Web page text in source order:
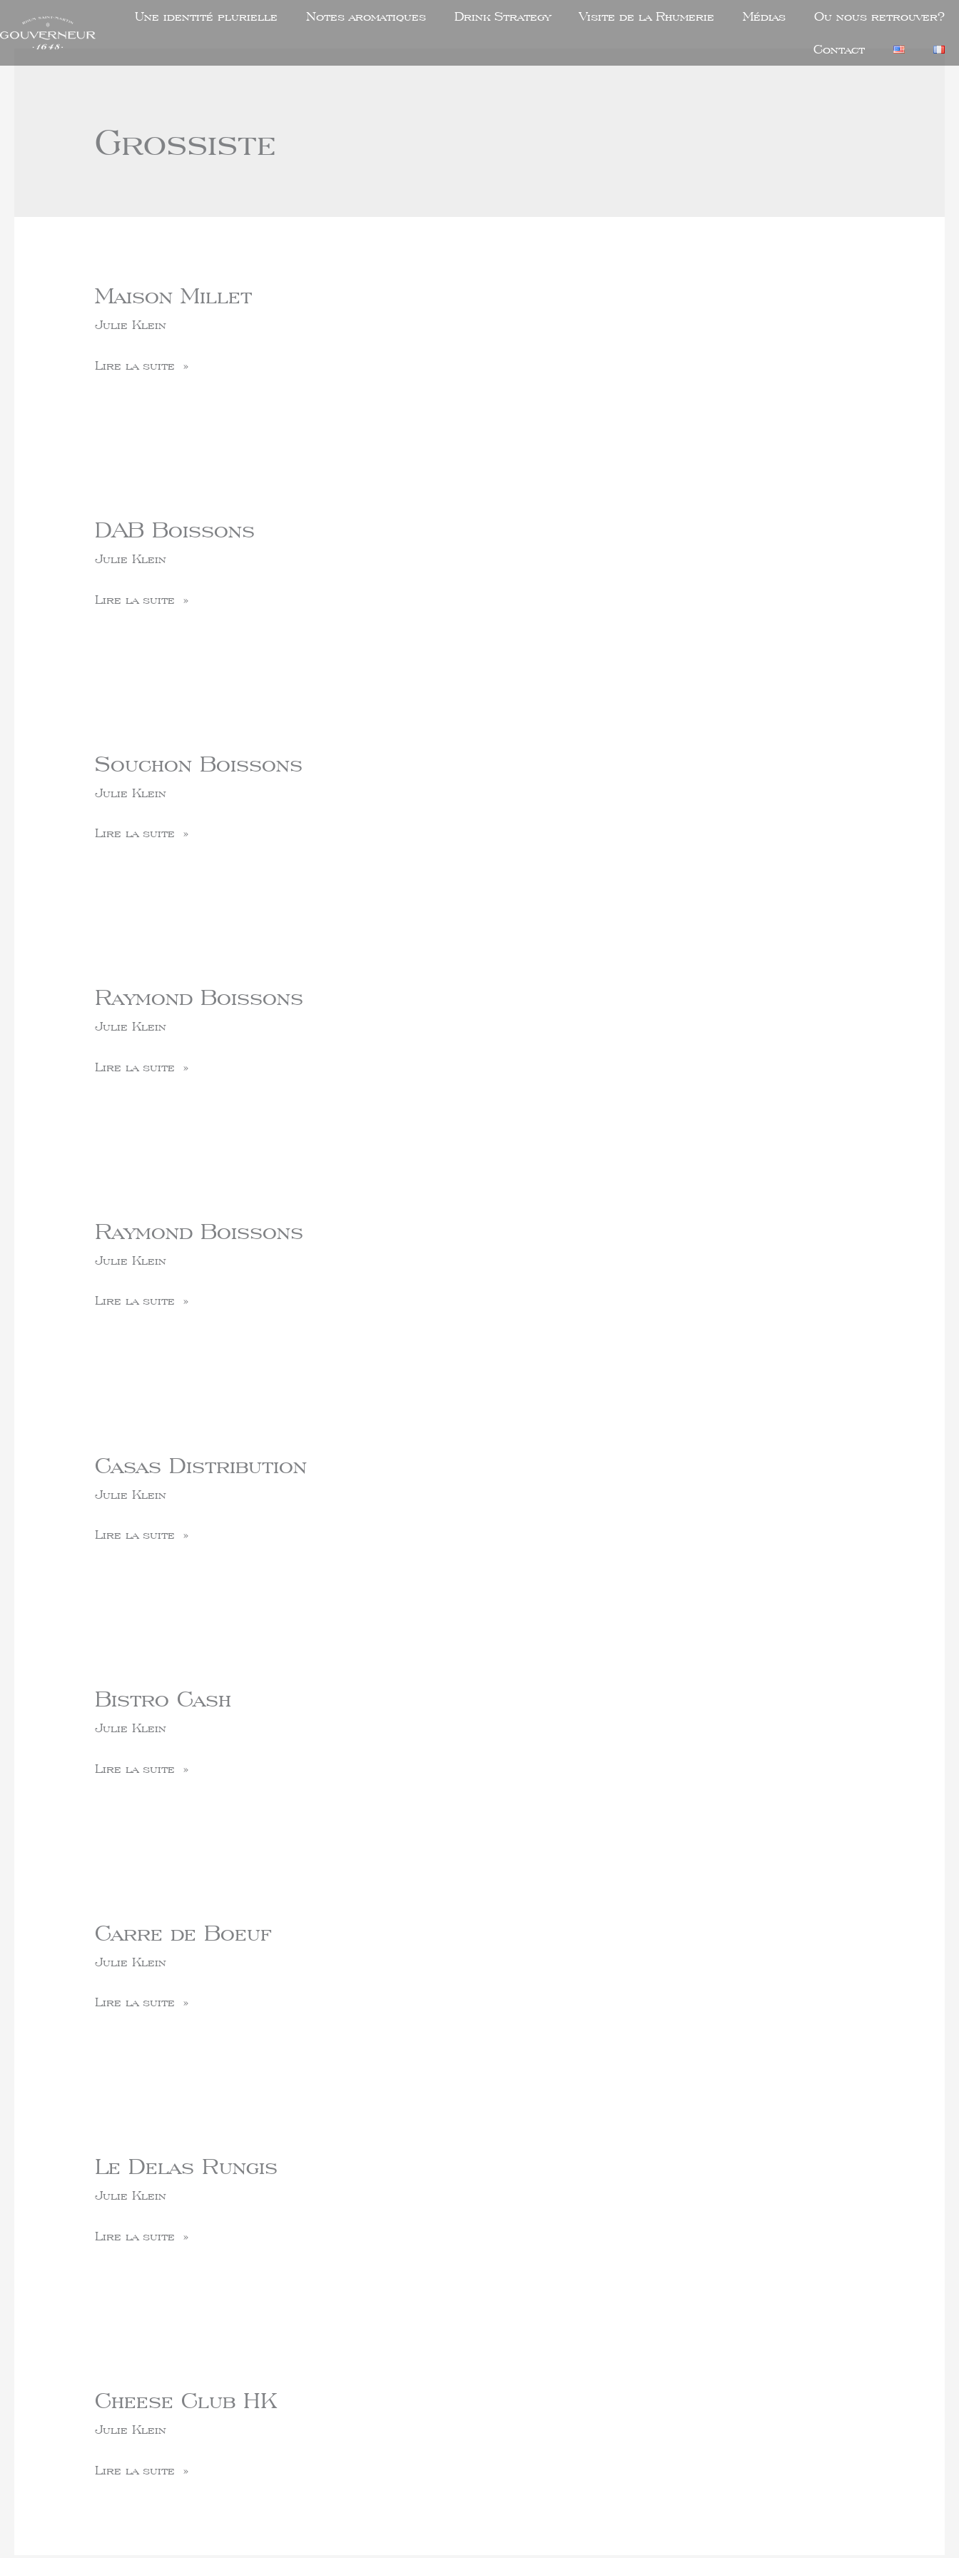
Une identité plurielle Notes aromatiques Drink Strategy Visite de la Rhumerie Médias Ou nous retrouver?
Contact
Grossiste
Maison Millet
Julie Klein
Lire la suite »
DAB Boissons
Julie Klein
Lire la suite »
Souchon Boissons
Julie Klein
Lire la suite »
Raymond Boissons
Julie Klein
Lire la suite »
Raymond Boissons
Julie Klein
Lire la suite »
Casas Distribution
Julie Klein
Lire la suite »
Bistro Cash
Julie Klein
Lire la suite »
Carre de Boeuf
Julie Klein
Lire la suite »
Le Delas Rungis
Julie Klein
Lire la suite »
Cheese Club HK
Julie Klein
Lire la suite »